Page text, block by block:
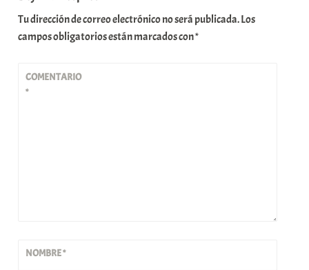
Tu dirección de correo electrónico no será publicada.Los
campos obligatorios están marcados con*
COMENTARIO
*
NOMBRE*